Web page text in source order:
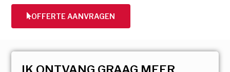
OFFERTE AANVRAGEN